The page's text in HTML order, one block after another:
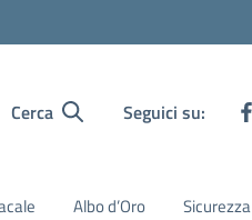
Cerca Seguici su:
Albo d’Oro Sicurezza